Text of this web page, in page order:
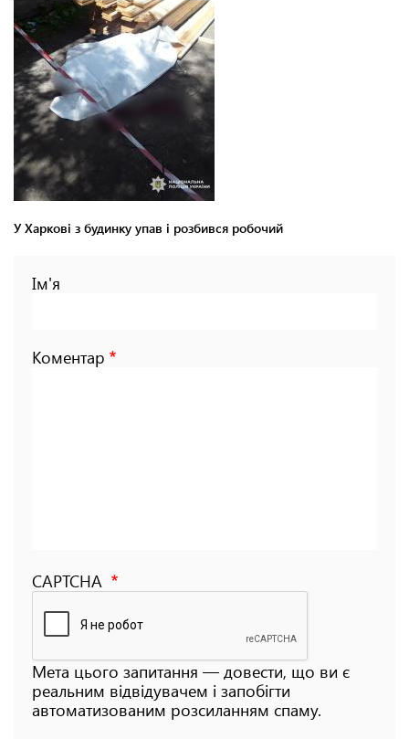
У Харкові з будинку упав і розбився робочий
Ім'я
Коментар
CAPTCHA
Мета цього запитання — довести, що ви є
реальним відвідувачем і запобігти
автоматизованим розсиланням спаму.